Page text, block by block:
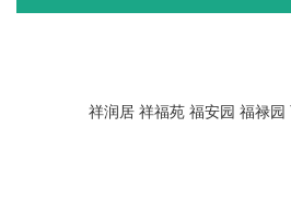
祥润居 祥福苑 福安园 福禄园